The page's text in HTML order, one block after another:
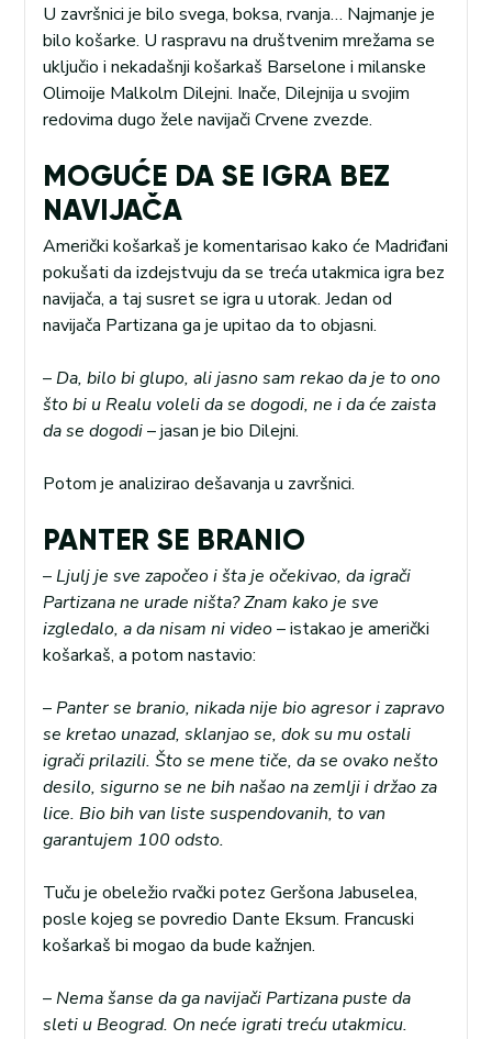
U završnici je bilo svega, boksa, rvanja… Najmanje je
bilo košarke. U raspravu na društvenim mrežama se
uključio i nekadašnji košarkaš Barselone i milanske
Olimoije Malkolm Dilejni. Inače, Dilejnija u svojim
redovima dugo žele navijači Crvene zvezde.
MOGUĆE DA SE IGRA BEZ
NAVIJAČA
Američki košarkaš je komentarisao kako će Madriđani
pokušati da izdejstvuju da se treća utakmica igra bez
navijača, a taj susret se igra u utorak. Jedan od
navijača Partizana ga je upitao da to objasni.
–Da, bilo bi glupo, ali jasno sam rekao da je to ono
što bi u Realu voleli da se dogodi, ne i da će zaista
da se dogodi– jasan je bio Dilejni.
Potom je analizirao dešavanja u završnici.
PANTER SE BRANIO
–Ljulj je sve započeo i šta je očekivao, da igrači
Partizana ne urade ništa? Znam kako je sve
izgledalo, a da nisam ni video– istakao je američki
košarkaš, a potom nastavio:
–Panter se branio, nikada nije bio agresor i zapravo
se kretao unazad, sklanjao se, dok su mu ostali
igrači prilazili. Što se mene tiče, da se ovako nešto
desilo, sigurno se ne bih našao na zemlji i držao za
lice. Bio bih van liste suspendovanih, to van
garantujem 100 odsto.
Tuču je obeležio rvački potez Geršona Jabuselea,
posle kojeg se povredio Dante Eksum. Francuski
košarkaš bi mogao da bude kažnjen.
–Nema šanse da ga navijači Partizana puste da
sleti u Beograd. On neće igrati treću utakmicu.